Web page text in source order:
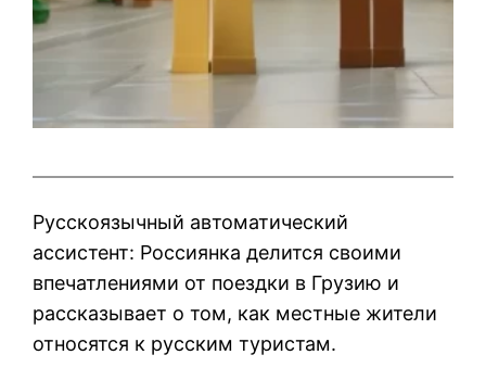
Русскоязычный автоматический
ассистент: Россиянка делится своими
впечатлениями от поездки в Грузию и
рассказывает о том, как местные жители
относятся к русским туристам.